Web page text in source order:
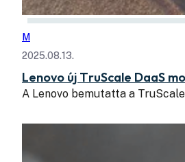
M
2025.08.13.
Lenovo új TruScale DaaS
A Lenovo bemutatta a